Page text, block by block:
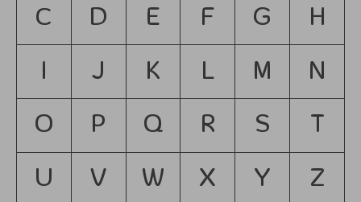
C D E F G H
I J K L M N
O P Q R S T
U V W X Y Z